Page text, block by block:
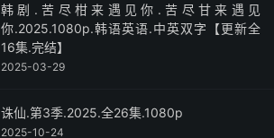
韩剧.苦尽柑来遇见你.苦尽甘来遇见
你.2025.1080p.韩语英语.中英双字【更新全
16集.完结】
2025-03-29
诛仙.第3季.2025.全26集.1080p
2025-10-24